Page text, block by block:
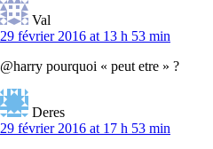
Val
29 février 2016 at 13 h 53 min
@harry pourquoi « peut etre » ?
Deres
29 février 2016 at 17 h 53 min